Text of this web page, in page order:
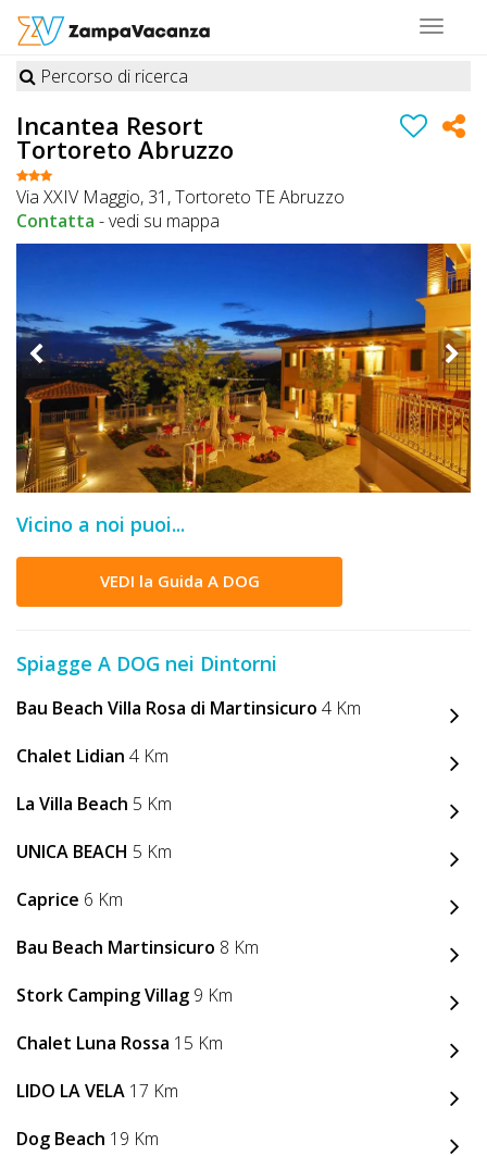
Toggle
STRUTTURE
A
DOG
A
DOG
OFFERTE
A
INFO
DOG
CHIEDI
CODICE
Video
con
Noi
Inserisci
Attività
Percorso di ricerca
Incantea Resort
Tortoreto Abruzzo
Via XXIV Maggio, 31, Tortoreto TE Abruzzo
Contatta -vedi su mappa
Vicino a noi puoi...
VEDI la Guida A DOG
Spiagge A DOG nei Dintorni
Bau Beach Villa Rosa di Martinsicuro 4 Km
Chalet Lidian 4 Km
La Villa Beach 5 Km
UNICA BEACH 5 Km
Caprice 6 Km
Bau Beach Martinsicuro 8 Km
Stork Camping Villag 9 Km
Chalet Luna Rossa 15 Km
LIDO LA VELA 17 Km
Dog Beach 19 Km